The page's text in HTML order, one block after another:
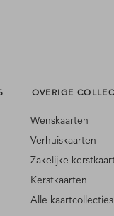
OVERIGE
Wenskaarten
Verhuiskaarten
Zakelijke
Kerstkaarten
Alle kaartcollecties